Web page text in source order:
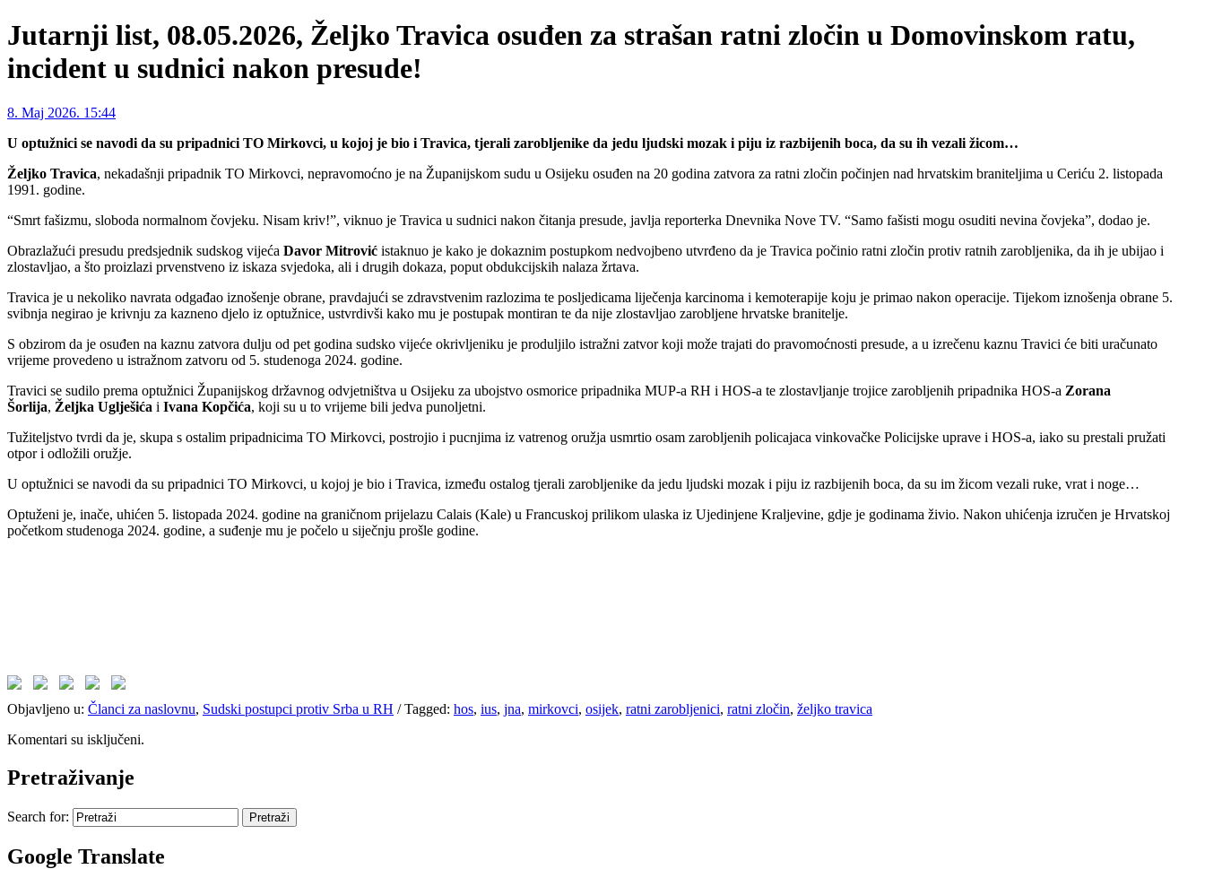
Jutarnji list, 08.05.2026, Željko Travica osuđen za strašan ratni zločin u Domovinskom ratu,
incident u sudnici nakon presude!
8. Maj 2026. 15:44
U optužnici se navodi da su pripadnici TO Mirkovci, u kojoj je bio i Travica, tjerali zarobljenike da jedu ljudski mozak i piju iz razbijenih boca, da su ih vezali žicom…
Željko Travica, nekadašnji pripadnik TO Mirkovci, nepravomoćno je na Županijskom sudu u Osijeku osuđen na 20 godina zatvora za ratni zločin počinjen nad hrvatskim braniteljima u Ceriću 2. listopada
1991. godine.
“Smrt fašizmu, sloboda normalnom čovjeku. Nisam kriv!”, viknuo je Travica u sudnici nakon čitanja presude, javlja reporterka Dnevnika Nove TV. “Samo fašisti mogu osuditi nevina čovjeka”, dodao je.
Obrazlažući presudu predsjednik sudskog vijeća Davor Mitrović istaknuo je kako je dokaznim postupkom nedvojbeno utvrđeno da je Travica počinio ratni zločin protiv ratnih zarobljenika, da ih je ubijao i
zlostavljao, a što proizlazi prvenstveno iz iskaza svjedoka, ali i drugih dokaza, poput obdukcijskih nalaza žrtava.
Travica je u nekoliko navrata odgađao iznošenje obrane, pravdajući se zdravstvenim razlozima te posljedicama liječenja karcinoma i kemoterapije koju je primao nakon operacije. Tijekom iznošenja obrane 5.
svibnja negirao je krivnju za kazneno djelo iz optužnice, ustvrdivši kako mu je postupak montiran te da nije zlostavljao zarobljene hrvatske branitelje.
S obzirom da je osuđen na kaznu zatvora dulju od pet godina sudsko vijeće okrivljeniku je produljilo istražni zatvor koji može trajati do pravomoćnosti presude, a u izrečenu kaznu Travici će biti uračunato
vrijeme provedeno u istražnom zatvoru od 5. studenoga 2024. godine.
Travici se sudilo prema optužnici Županijskog državnog odvjetništva u Osijeku za ubojstvo osmorice pripadnika MUP-a RH i HOS-a te zlostavljanje trojice zarobljenih pripadnika HOS-a Zorana
Šorlija, Željka Uglješića i Ivana Kopčića, koji su u to vrijeme bili jedva punoljetni.
Tužiteljstvo tvrdi da je, skupa s ostalim pripadnicima TO Mirkovci, postrojio i pucnjima iz vatrenog oružja usmrtio osam zarobljenih policajaca vinkovačke Policijske uprave i HOS-a, iako su prestali pružati
otpor i odložili oružje.
U optužnici se navodi da su pripadnici TO Mirkovci, u kojoj je bio i Travica, između ostalog tjerali zarobljenike da jedu ljudski mozak i piju iz razbijenih boca, da su im žicom vezali ruke, vrat i noge…
Optuženi je, inače, uhićen 5. listopada 2024. godine na graničnom prijelazu Calais (Kale) u Francuskoj prilikom ulaska iz Ujedinjene Kraljevine, gdje je godinama živio. Nakon uhićenja izručen je Hrvatskoj
početkom studenoga 2024. godine, a suđenje mu je počelo u siječnju prošle godine.
Objavljeno u: Članci za naslovnu, Sudski postupci protiv Srba u RH /Tagged: hos, ius, jna, mirkovci, osijek, ratni zarobljenici, ratni zločin, željko travica
Komentari su isključeni.
Pretraživanje
Search for:
Google Translate